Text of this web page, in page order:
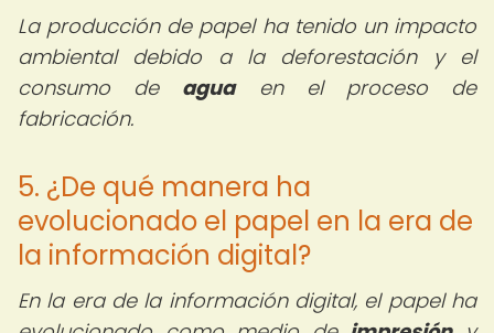
La producción de papel ha tenido un impacto
ambiental debido a la deforestación y el
consumo de aguaen el proceso de
fabricación.
5. ¿De qué manera ha
evolucionado el papel en la era de
la información digital?
En la era de la información digital, el papel ha